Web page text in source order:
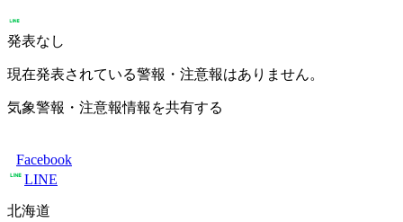
発表なし
現在発表されている警報・注意報はありません。
気象警報・注意報情報を共有する
Facebook
LINE
北海道